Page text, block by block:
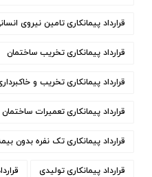
قرارداد پیمانکاری تامین نیروی
قرارداد پیمانکاری تخریب ساختمان
قرارداد پیمانکاری تخریب و
قرارداد پیمانکاری تعمیرات ساختمان
قرارداد پیمانکاری تک نفره بدون
قرارداد پیمانکاری تولیدی